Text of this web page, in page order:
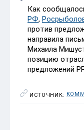
Как
РФ,
против
направила
Михаила
позицию
предложений
ИСТОЧНИК: